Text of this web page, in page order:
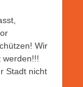
Wir
werden!!!
Stadt nicht